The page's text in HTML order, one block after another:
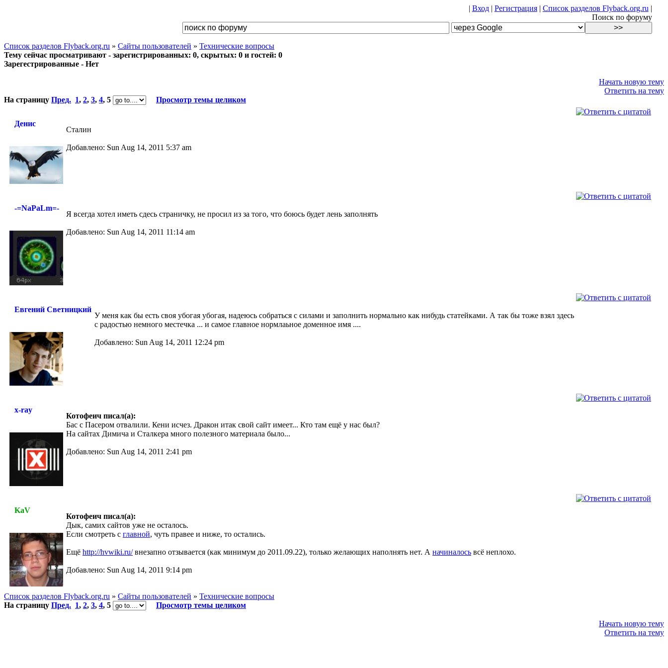
| Вход| Регистрация| Список разделов Flyback.org.ru |
Поиск по форуму
Список разделов Flyback.org.ru » Сайты пользователей » Технические вопросы
Тему сейчас просматривают - зарегистрированных: 0, скрытых: 0 и гостей: 0
Зарегестрированные - Нет
Начать новую тему
Ответить на тему
На страницу Пред. 1, 2, 3, 4, 5 Просмотр темы целиком
Денис
Сталин
Добавлено: Sun Aug 14, 2011 5:37 am
-=NaPaLm=-
Я всегда хотел иметь сдесь страничку, не просил из за того, что боюсь будет лень заполнять
Добавлено: Sun Aug 14, 2011 11:14 am
Евгений Светницкий
У меня как бы есть своя убогая убогая, надеюсь собраться с силами и заполнить нормально как нибудь статейками. А так бы тоже взял здесь
с радостью немного местечка ... и самое главное нормлаьное доменное имя ....
Добавлено: Sun Aug 14, 2011 12:24 pm
x-ray
Котофеич писал(а):
Бас с Пасером отвалили. Кени исчез. Дракон итак свой сайт имеет... Кто там ещё у нас был?
На сайтах Димича и Сталкера много полезного материала было...
Добавлено: Sun Aug 14, 2011 2:41 pm
KaV
Котофеич писал(а):
Дык, самих сайтов уже не осталось.
Если смотреть с главной, чуть правее и ниже, то остались.
Ещё http://hvwiki.ru/внезапно отзывается (как минимум до 2011.09.22), только желающих наполнять нет. А начиналось всё неплохо.
Добавлено: Sun Aug 14, 2011 9:14 pm
Список разделов Flyback.org.ru » Сайты пользователей » Технические вопросы
На страницу Пред. 1, 2, 3, 4, 5 Просмотр темы целиком
Начать новую тему
Ответить на тему